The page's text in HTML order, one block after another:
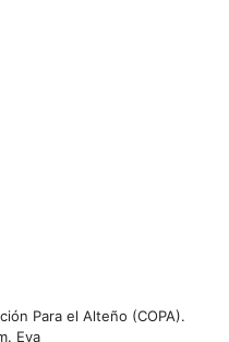
Para el Alteño (COPA).
Eva